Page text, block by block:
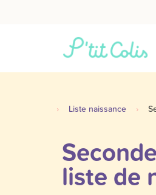
› Liste naissance ›
liste de